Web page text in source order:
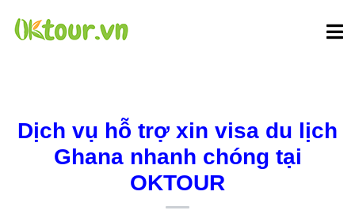
Dịch vụ hỗ trợ xin visa du lịch
Ghana nhanh chóng tại
OKTOUR